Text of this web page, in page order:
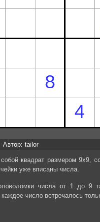
Автор: tailor
квадрат размером 9х9,
уже вписаны числа.
числа от 1 до 9
число встречалось